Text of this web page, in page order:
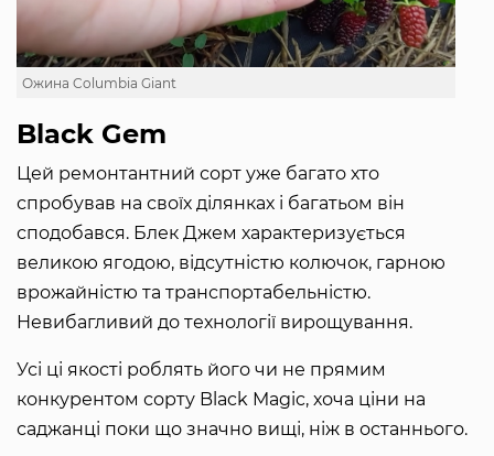
Ожина Columbia Giant
Black Gem
Цей ремонтантний сорт уже багато хто
спробував на своїх ділянках і багатьом він
сподобався. Блек Джем характеризується
великою ягодою, відсутністю колючок, гарною
врожайністю та транспортабельністю.
Невибагливий до технології вирощування.
Усі ці якості роблять його чи не прямим
конкурентом сорту Black Magic, хоча ціни на
саджанці поки що значно вищі, ніж в останнього.